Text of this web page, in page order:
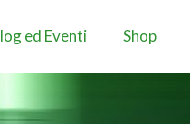
ed Eventi Shop